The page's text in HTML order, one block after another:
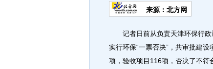
来源：北方网
记者日前从负责天津环保行政
实行环保“一票否决”，共审批建
项，验收项目116项，否决了不符